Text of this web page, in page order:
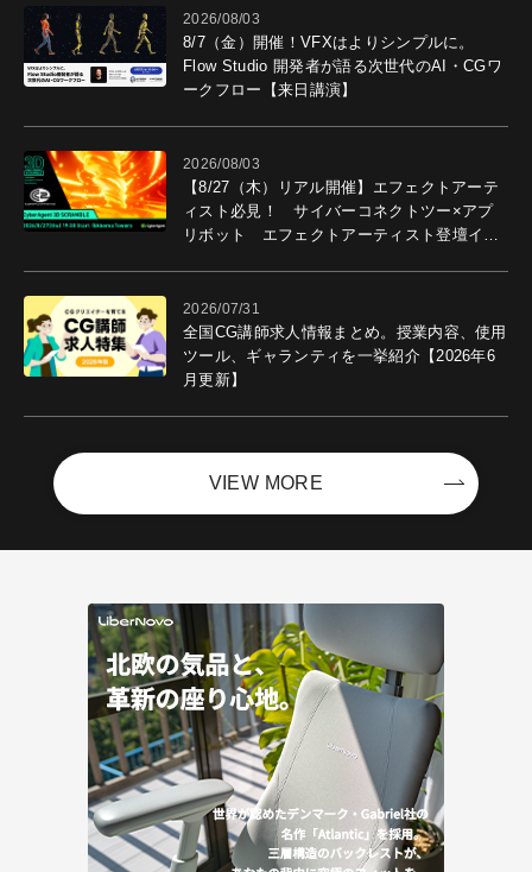
2026/08/03
8/7（金）開催！VFXはよりシンプルに。
Flow Studio 開発者が語る次世代のAI・CGワ
ークフロー【来日講演】
2026/08/03
【8/27（木）リアル開催】エフェクトアーテ
ィスト必見！ サイバーコネクトツー×アプ
リボット エフェクトアーティスト登壇イベ
2026/07/31
全国CG講師求人情報まとめ。授業内容、使用
ツール、ギャランティを一挙紹介【2026年6
月更新】
VIEW MORE